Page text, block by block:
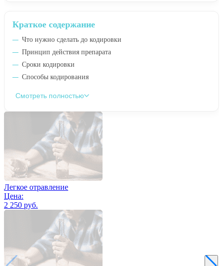
Краткое содержание
Что нужно сделать до кодировки
Принцип действия препарата
Сроки кодировки
Способы кодирования
Смотреть полностью
Легкое отравление
Цена:
2 250 руб.